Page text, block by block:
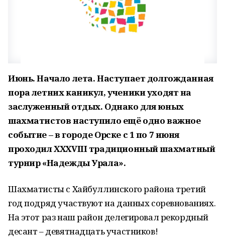
Июнь. Начало лета. Наступает долгожданная
пора летних каникул, ученики уходят на
заслуженный отдых. Однако для юных
шахматистов наступило ещё одно важное
событие – в городе Орске с 1 по 7 июня
проходил XXXVIII традиционный шахматный
турнир «Надежды Урала».
Шахматисты с Хайбуллинского района третий
год подряд участвуют на данных соревнованиях.
На этот раз наш район делегировал рекордный
десант – девятнадцать участников!